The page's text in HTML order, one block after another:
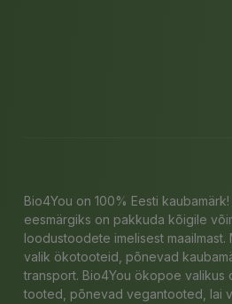
Bio4You on 100% Eesti
eesmärgiks on pakkuda kõigile
loodustoodete imelisest
valik ökotooteid, põnevad
transport. Bio4You ökopoe valikus
tooted, põnevad vegantooted, lai